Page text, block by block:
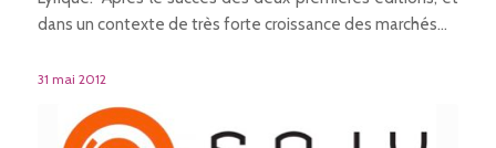
dans un contexte de très forte croissance des marchés…
31 mai 2012